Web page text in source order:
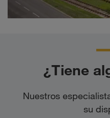
¿Tiene
Nuestros
su